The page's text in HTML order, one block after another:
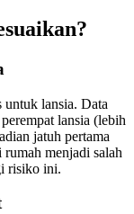
untuk lansia. Data
lansia (lebih
jatuh pertama
menjadi salah
risiko ini.